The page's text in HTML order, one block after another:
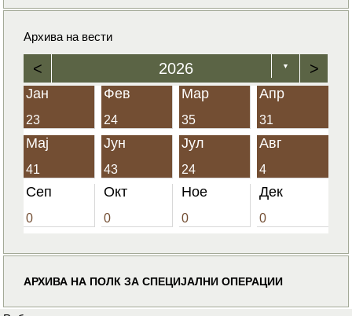
Архива на вести
< 2026 ▼ >
Јан
23
Фев
24
Мар
35
Апр
31
Мај
41
Јун
43
Јул
24
Авг
4
Сеп
0
Окт
0
Ное
0
Дек
0
АРХИВА НА ПОЛК ЗА СПЕЦИЈАЛНИ ОПЕРАЦИИ